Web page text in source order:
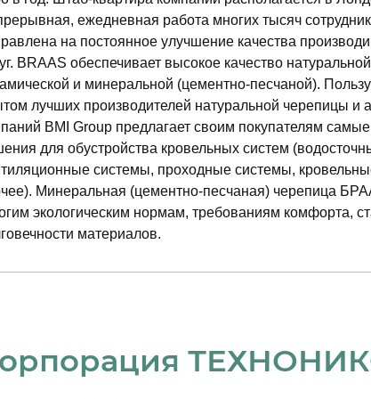
ежедневная работа многих тысяч
на постоянное улучшение качества
BRAAS обеспечивает высокое качество
и минеральной (цементно-песчаной).
лучших производителей натуральной черепицы и
BMI Group предлагает своим покупателям
для обустройства кровельных систем
системы, проходные системы,
Минеральная (цементно-песчаная) черепица
экологическим нормам, требованиям комфорта,
материалов.
заявку», «Записаться на экскурсию»,
обязуется принять настоящее согласие на
оферты Согласия является отправка формы
Пользователь дает свое согласие ООО
и прерий.рф, и которое расположено по адресу:
село Быково, на обработку своих
персональных данных, как без использования
Имя*
Номер телефона*